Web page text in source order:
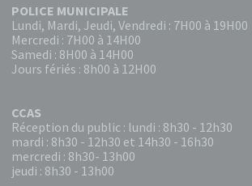
POLICE MUNICIPALE
Lundi, Mardi, Jeudi, Vendredi : 7H00 à 19H00
Mercredi : 7H00 à 14H00
Samedi : 8H00 à 14H00
Jours fériés : 8h00 à 12H00
CCAS
Réception du public : lundi : 8h30 - 12h30
mardi : 8h30 - 12h30 et 14h30 - 16h30
mercredi : 8h30- 13h00
jeudi : 8h30 - 13h00